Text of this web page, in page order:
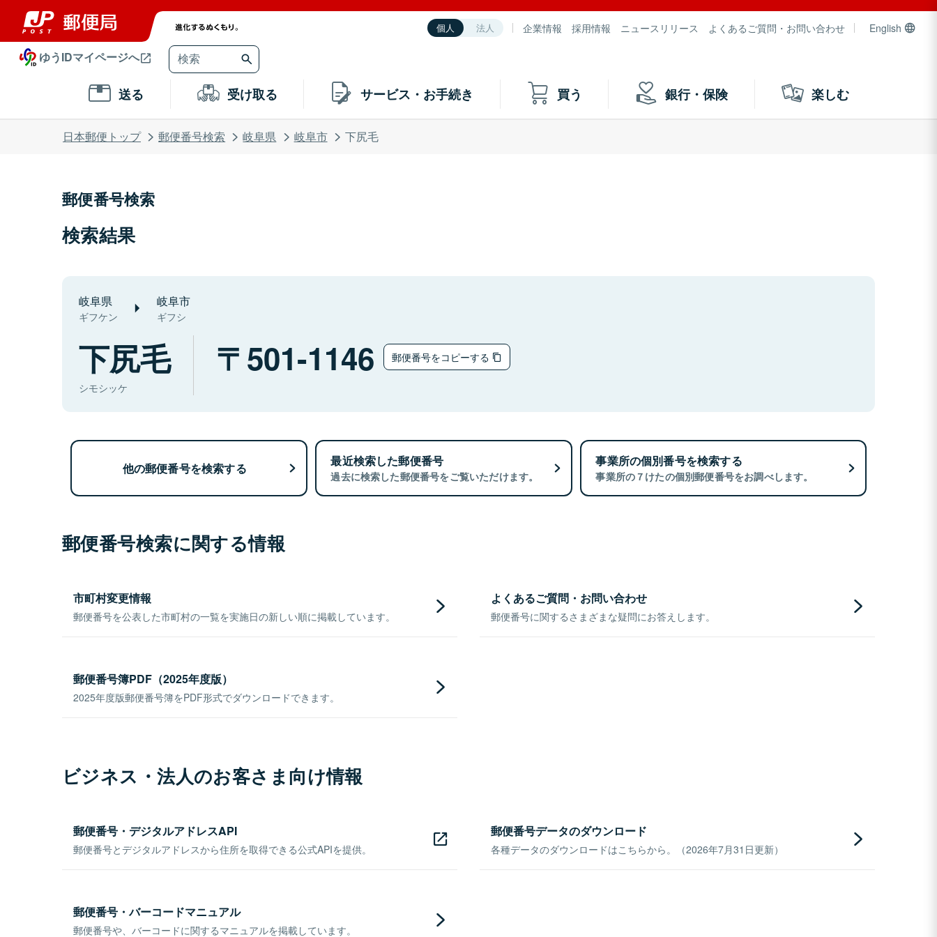
個人 法人 企業情報 採用情報 ニュースリリース よくあるご質問・お問い合わせ English
ゆうIDマイページへ
送る 受け取る サービス・お手続き 買う 銀行・保険 楽しむ
日本郵便トップ 郵便番号検索 岐阜県 岐阜市 下尻毛
郵便番号検索
検索結果
岐阜県
ギフケン
岐阜市
ギフシ
下尻毛
シモシッケ
501-1146 郵便番号をコピーする
他の郵便番号を検索する 最近検索した郵便番号
過去に検索した郵便番号をご覧いただけます。
事業所の個別番号を検索する
事業所の７けたの個別郵便番号をお調べします。
郵便番号検索に関する情報
市町村変更情報
郵便番号を公表した市町村の一覧を実施日の新しい順に掲載しています。
よくあるご質問・お問い合わせ
郵便番号に関するさまざまな疑問にお答えします。
郵便番号簿PDF（2025年度版）
2025年度版郵便番号簿をPDF形式でダウンロードできます。
ビジネス・法人のお客さま向け情報
郵便番号・デジタルアドレスAPI
郵便番号とデジタルアドレスから住所を取得できる公式APIを提供。
郵便番号データのダウンロード
各種データのダウンロードはこちらから。（2026年7月31日更新）
郵便番号・バーコードマニュアル
郵便番号や、バーコードに関するマニュアルを掲載しています。